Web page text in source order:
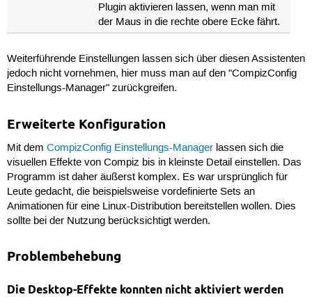
Plugin aktivieren lassen, wenn man mit
der Maus in die rechte obere Ecke fährt.
Weiterführende Einstellungen lassen sich über diesen Assistenten
jedoch nicht vornehmen, hier muss man auf den "CompizConfig
Einstellungs-Manager" zurückgreifen.
Erweiterte Konfiguration
Mit dem CompizConfig Einstellungs-Managerlassen sich die
visuellen Effekte von Compiz bis in kleinste Detail einstellen. Das
Programm ist daher äußerst komplex. Es war ursprünglich für
Leute gedacht, die beispielsweise vordefinierte Sets an
Animationen für eine Linux-Distribution bereitstellen wollen. Dies
sollte bei der Nutzung berücksichtigt werden.
Problembehebung
Die Desktop-Effekte konnten nicht aktiviert werden